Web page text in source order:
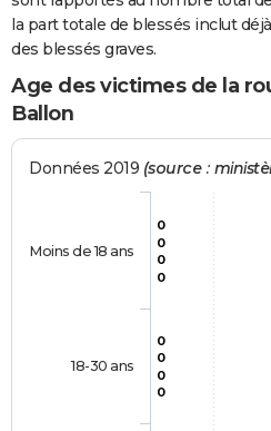
la part totale de blessés inclut
des blessés graves.
Age des victimes de la
Ballon
Données 2019 (source :
0
0
0
0
0
0
0
0
Moins de 18 ans
18-30 ans